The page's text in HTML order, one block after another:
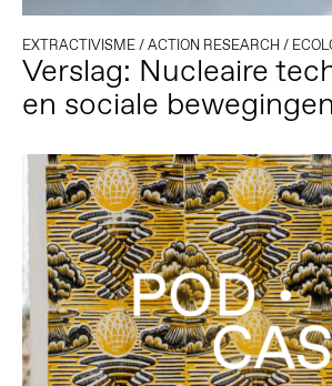
EXTRACTIVISME/ACTION RESEARCH /
Verslag: Nucleaire
en sociale bewegingen